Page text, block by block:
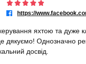
яхтою та дуже
дякуємо! Однозначно
досвід.